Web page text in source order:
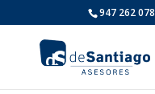
947 262 078